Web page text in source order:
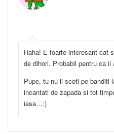
Haha! E foarte interesant cat
de dihori. Probabil pentru ca
Pupe, tu nu ii scoti pe banditi
incantati de zapada si tot
iasa…:)